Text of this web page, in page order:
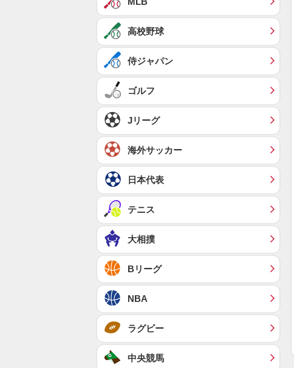
高校野球
侍ジャパン
ゴルフ
Jリーグ
海外サッカー
日本代表
テニス
大相撲
Bリーグ
NBA
ラグビー
中央競馬